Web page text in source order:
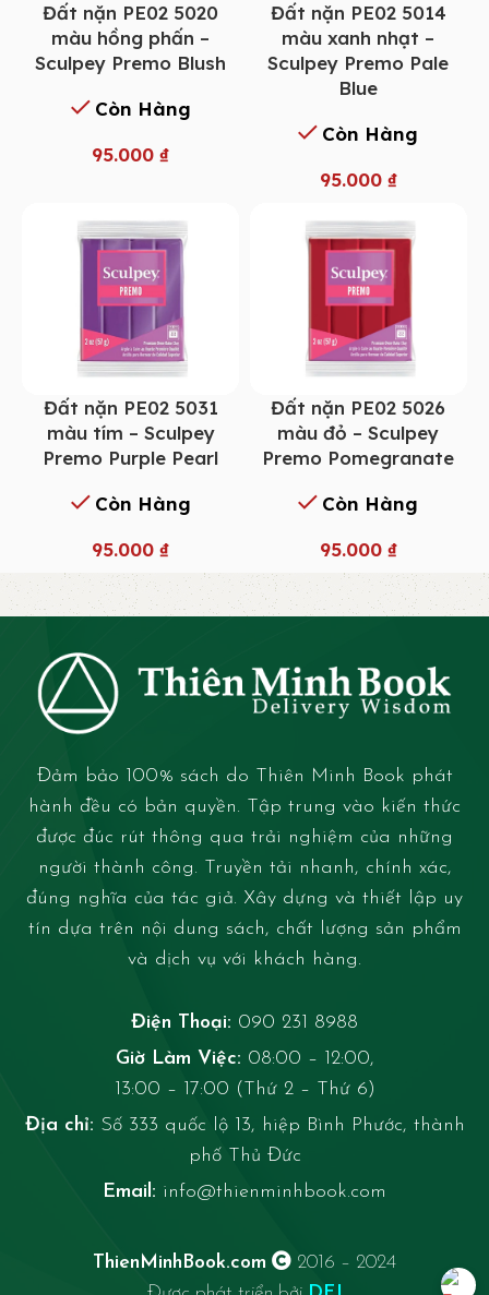
Đất nặn PE02 5020
màu hồng phấn –
Sculpey Premo Blush
Còn Hàng
95.000 ₫
Đất nặn PE02 5014
màu xanh nhạt –
Sculpey Premo Pale
Blue
Còn Hàng
95.000 ₫
Đất nặn PE02 5031
màu tím – Sculpey
Premo Purple Pearl
Còn Hàng
95.000 ₫
Đất nặn PE02 5026
màu đỏ – Sculpey
Premo Pomegranate
Còn Hàng
95.000 ₫
Đảm bảo 100% sách do Thiên Minh Book phát
hành đều có bản quyền. Tập trung vào kiến thức
được đúc rút thông qua trải nghiệm của những
người thành công. Truyền tải nhanh, chính xác,
đúng nghĩa của tác giả. Xây dựng và thiết lập uy
tín dựa trên nội dung sách, chất lượng sản phẩm
và dịch vụ với khách hàng.
Điện Thoại: 090 231 8988
Giờ Làm Việc: 08:00 – 12:00,
13:00 – 17:00 (Thứ 2 – Thứ 6)
Địa chỉ: Số 333 quốc lộ 13, hiệp Bình Phước, thành
phố Thủ Đức
Email: info@thienminhbook.com
ThienMinhBook.com
2016 – 2024